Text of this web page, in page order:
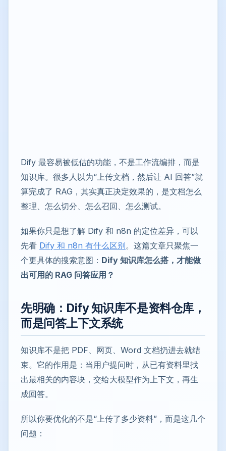
Dify 最容易被低估的功能，不是工作流编排，而是
知识库。很多人以为“上传文档，然后让 AI 回答”就
算完成了 RAG，其实真正决定效果的，是文档怎么
整理、怎么切分、怎么召回、怎么测试。
如果你只是想了解 Dify 和 n8n 的定位差异，可以
先看 Dify 和 n8n 有什么区别。这篇文章只聚焦一
个更具体的搜索意图： Dify 知识库怎么搭，才能做
出可用的 RAG 问答应用？
先明确：Dify 知识库不是资料仓库，
而是问答上下文系统
知识库不是把 PDF、网页、Word 文档扔进去就结
束。它的作用是：当用户提问时，从已有资料里找
出最相关的内容块，交给大模型作为上下文，再生
成回答。
所以你要优化的不是“上传了多少资料”，而是这几个
问题：